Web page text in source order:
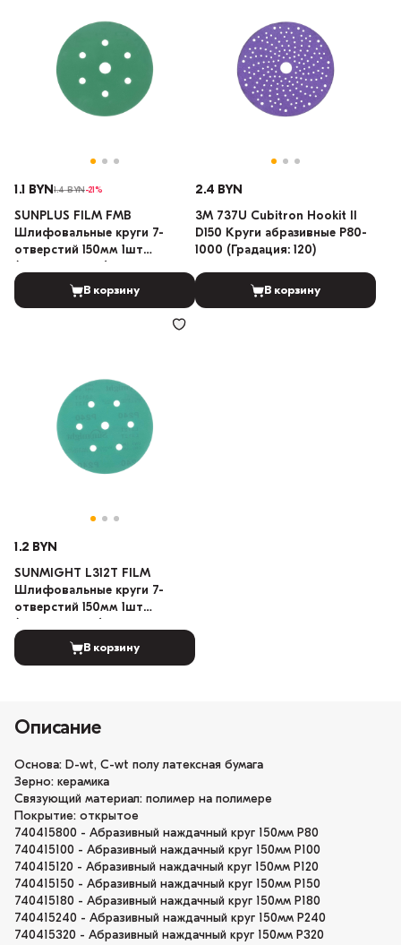
1.1 BYN1.4 BYN-21%
SUNPLUS FILM FMB
Шлифовальные круги 7-
отверстий 150мм 1шт
В корзину
2.4 BYN
3M 737U Cubitron Hookit II
D150 Круги абразивные P80-
1000 (Градация: 120)
В корзину
1.2 BYN
SUNMIGHT L312T FILM
Шлифовальные круги 7-
отверстий 150мм 1шт
В корзину
Описание
Основа: D-wt, C-wt полу латексная бумага
Зерно: керамика
Связующий материал: полимер на полимере
Покрытие: открытое
740415800 - Абразивный наждачный круг 150мм P80
740415100 - Абразивный наждачный круг 150мм P100
740415120 - Абразивный наждачный круг 150мм P120
740415150 - Абразивный наждачный круг 150мм P150
740415180 - Абразивный наждачный круг 150мм P180
740415240 - Абразивный наждачный круг 150мм P240
740415320 - Абразивный наждачный круг 150мм P320